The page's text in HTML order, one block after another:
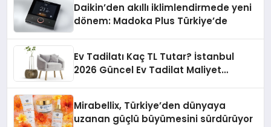
Daikin’den akıllı iklimlendirmede yeni
dönem: Madoka Plus Türkiye’de
Ev Tadilatı Kaç TL Tutar? İstanbul
2026 Güncel Ev Tadilat Maliyet
Mirabellix, Türkiye’den dünyaya
uzanan güçlü büyümesini sürdürüyor